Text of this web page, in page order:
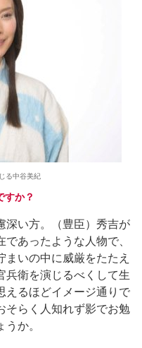
る中谷美紀
すか？
い方。（豊臣）秀吉が
あったような人物で、
まいの中に威厳をたたえ
兵衛を演じるべくして生
えるほどイメージ通りで
そらく人知れず影でお勉
か。